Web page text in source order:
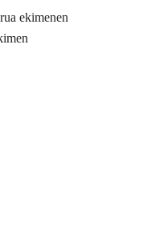
ekimenen